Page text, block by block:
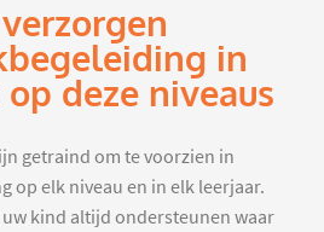
in
deze niveaus
getraind om te voorzien in
op elk niveau en in elk leerjaar.
kind altijd ondersteunen waar